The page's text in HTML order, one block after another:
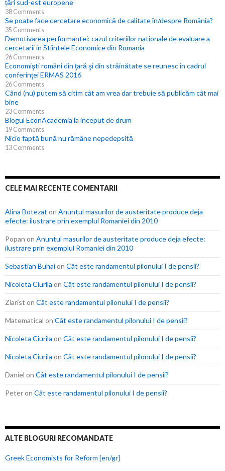
țări sud-est europene
38 Comments
Se poate face cercetare economică de calitate în/despre România?
35 Comments
Demotivarea performantei: cazul criteriilor nationale de evaluare a
cercetarii in Stiintele Economice din Romania
26 Comments
Economişti români din ţară şi din străinătate se reunesc în cadrul
conferinţei ERMAS 2016
26 Comments
Când (nu) putem să citim cât am vrea dar trebuie să publicăm cât mai
bine
23 Comments
Blogul EconAcademia la inceput de drum
19 Comments
Nicio faptă bună nu rămâne nepedepsită
13 Comments
CELE MAI RECENTE COMENTARII
Alina Botezat on Anuntul masurilor de austeritate produce deja
efecte: ilustrare prin exemplul Romaniei din 2010
Popan on Anuntul masurilor de austeritate produce deja efecte:
ilustrare prin exemplul Romaniei din 2010
Sebastian Buhaion Cât este randamentul pilonului I de pensii?
Nicoleta Ciurila on Cât este randamentul pilonului I de pensii?
Ziarist on Cât este randamentul pilonului I de pensii?
Matematical on Cât este randamentul pilonului I de pensii?
Nicoleta Ciurila on Cât este randamentul pilonului I de pensii?
Nicoleta Ciurila on Cât este randamentul pilonului I de pensii?
Daniel on Cât este randamentul pilonului I de pensii?
Peteron Cât este randamentul pilonului I de pensii?
ALTE BLOGURI RECOMANDATE
Greek Economists for Reform [en/gr]